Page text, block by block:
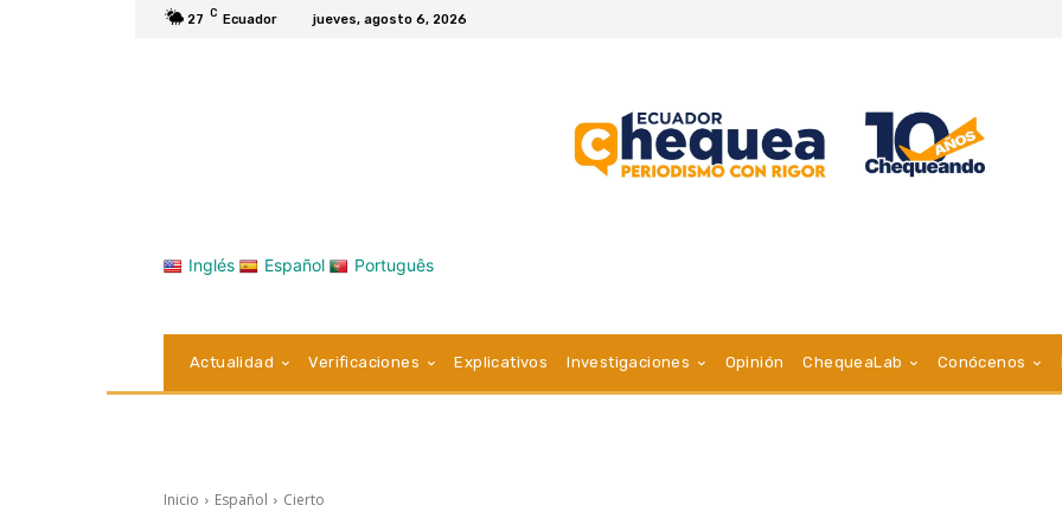
27 C Ecuador jueves, agosto 6, 2026
Inglés Español Português
Actualidad Verificaciones Explicativos Investigaciones Opinión ChequeaLab Conócenos
Inicio Español Cierto